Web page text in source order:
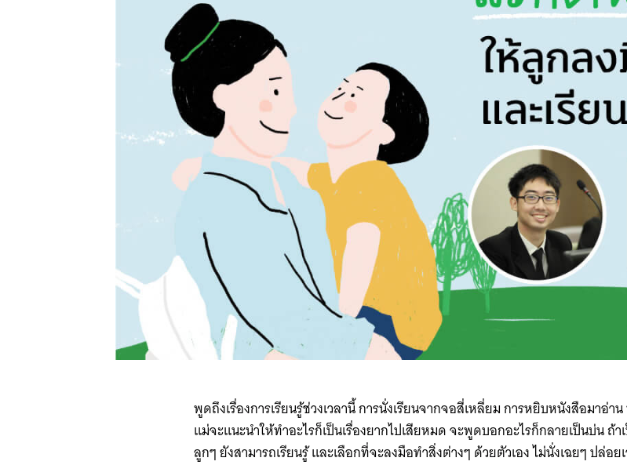
พูดถึงเรื่องการเรียนรู้ช่วงเวลานี้ การนั่งเรียนจากจอสี่เหลี่ยม การหยิบหนังสือมา
แม่จะแนะนำให้ทำอะไรก็เป็นเรื่องยากไปเสียหมด จะพูดบอกอะไรก็กลายเป็นบ่น ถ้
ลูกๆ ยังสามารถเรียนรู้ และเลือกที่จะลงมือทำสิ่งต่างๆ ด้วยตัวเอง ไม่นั่งเฉยๆ ปล่อ